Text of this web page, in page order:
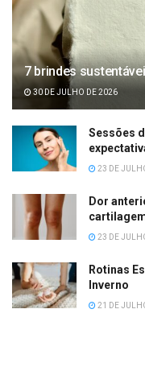
7 brindes
30 DE JULHO DE 2026
Sessões
23 DE
Dor
23 DE
Rotinas
Inverno
21 DE